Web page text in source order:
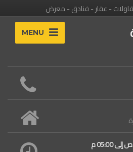
- عقار - فنادق - معرض
MENU